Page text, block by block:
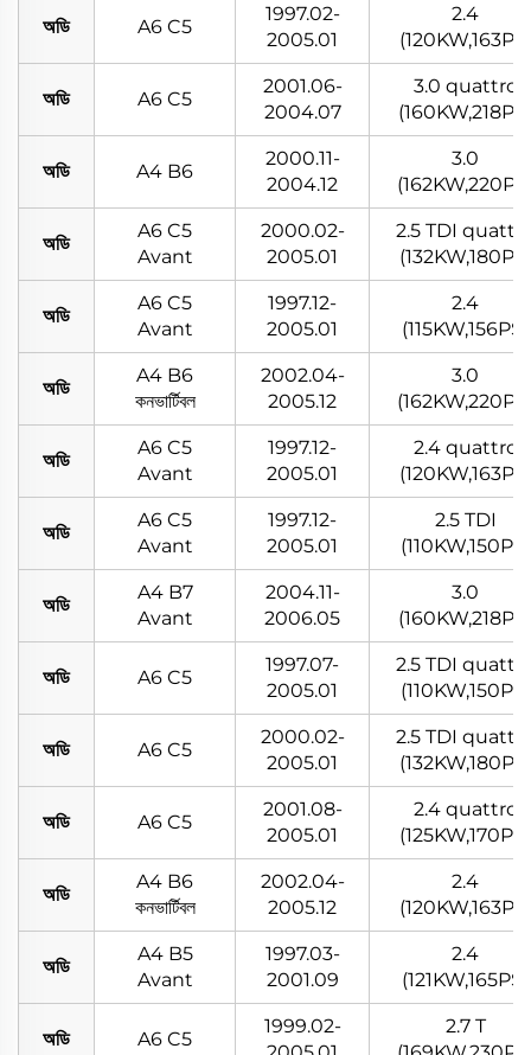
অডি A6 C5
1997.02-
2005.01
2.4
(120KW,163PS)
অডি A6 C5
2001.06-
2004.07
3.0 quattro
(160KW,218PS)
অডি A4 B6
2000.11-
2004.12
3.0
অডি
A6 C5
Avant
2000.02-
2005.01
2.5 TDI
(132KW,180PS)
অডি
A6 C5
Avant
1997.12-
2005.01
2.4
(115KW,156PS)
অডি
A4 B6
কনভার্টিবল
2002.04-
2005.12
3.0
অডি
A6 C5
Avant
1997.12-
2005.01
2.4 quattro
(120KW,163PS)
অডি
A6 C5
Avant
1997.12-
2005.01
2.5 TDI
(110KW,150PS)
অডি
A4 B7
Avant
2004.11-
2006.05
3.0
(160KW,218PS)
অডি A6 C5
1997.07-
2005.01
2.5 TDI
(110KW,150PS)
অডি A6 C5
2000.02-
2005.01
2.5 TDI
(132KW,180PS)
অডি A6 C5
2001.08-
2005.01
2.4 quattro
(125KW,170PS)
অডি
A4 B6
কনভার্টিবল
2002.04-
2005.12
2.4
(120KW,163PS)
অডি
A4 B5
Avant
1997.03-
2001.09
2.4
(121KW,165PS)
অডি A6 C5
1999.02-
2.7 T